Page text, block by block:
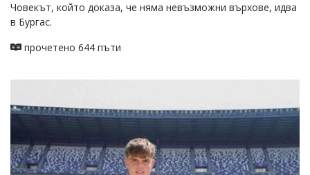
Човекът, който доказа, че няма невъзможни върхове, идва
в Бургас.
прочетено 644 пъти